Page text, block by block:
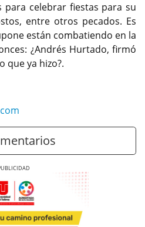
para celebrar fiestas para su
entre otros pecados. Es
están combatiendo en la
¿Andrés Hurtado, firmó
que ya hizo?.